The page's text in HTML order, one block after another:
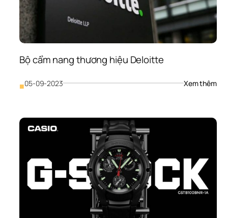
Bộ cẩm nang thương hiệu Deloitte
■05-09-2023 Xem thêm: